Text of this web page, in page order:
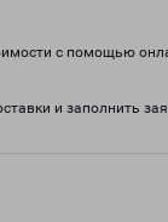
с помощью
и заполнить